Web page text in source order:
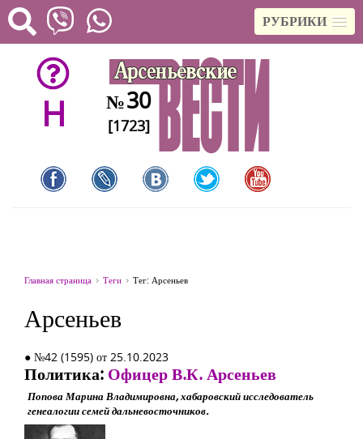
РУБРИКИ
H №30
[1723]
Главная страница Теги Тег: Арсеньев
Арсеньев
● №42 (1595) от 25.10.2023
Политика: Офицер В.К. Арсеньев
Попова Марина Владимировна, хабаровский исследователь
генеалогии семей дальневосточников.